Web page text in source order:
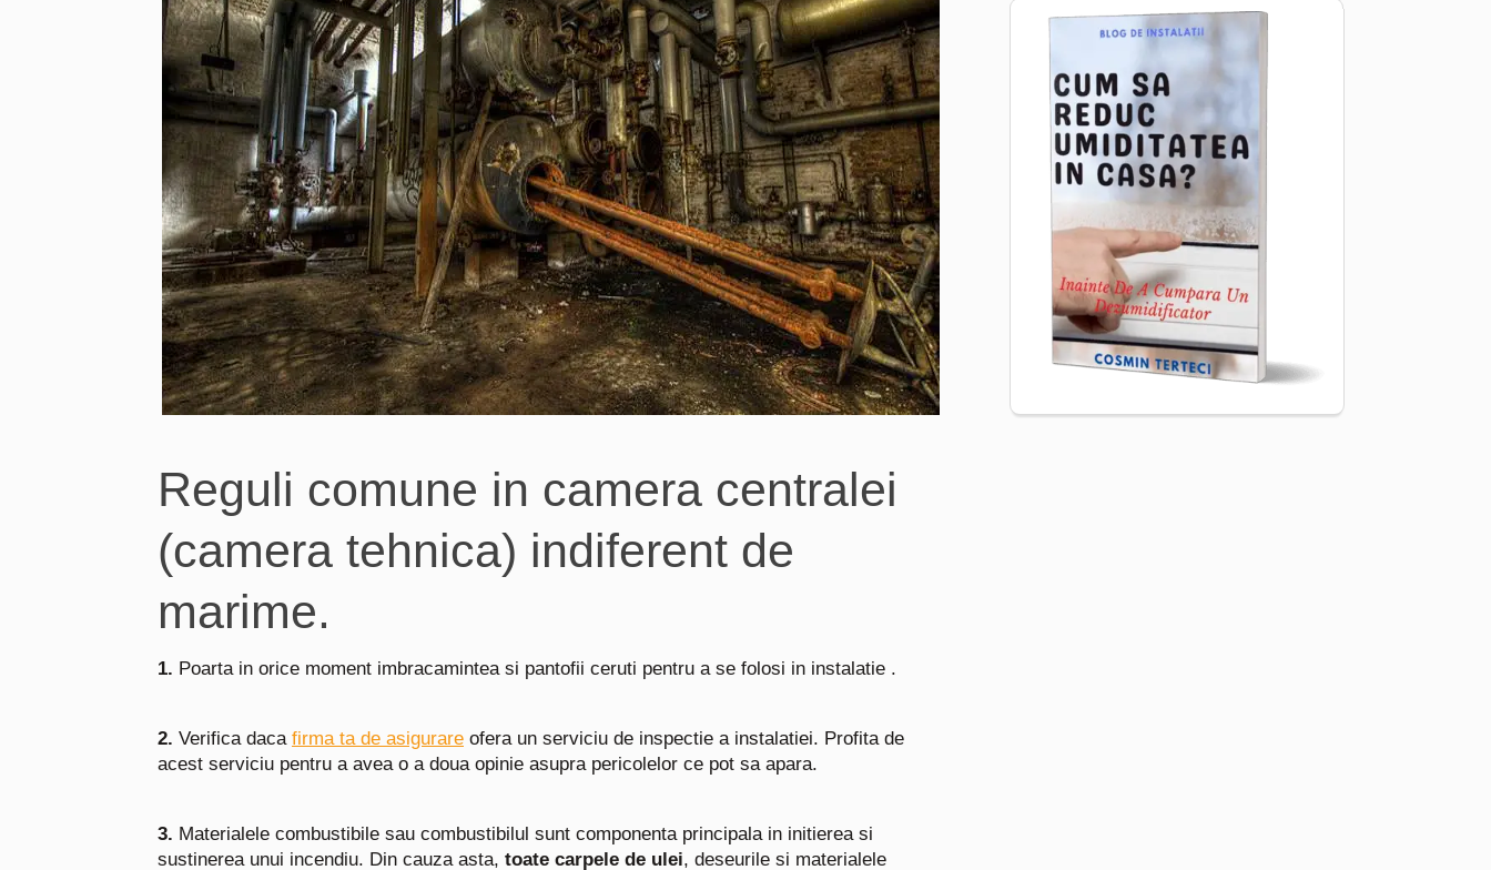
Reguli comune in camera centralei
(camera tehnica) indiferent de
marime.
1. Poarta in orice moment imbracamintea si pantofii ceruti pentru a se folosi in instalatie .
2. Verifica daca firma ta de asigurare ofera un serviciu de inspectie a instalatiei. Profita de
acest serviciu pentru a avea o a doua opinie asupra pericolelor ce pot sa apara.
3. Materialele combustibile sau combustibilul sunt componenta principala in initierea si
sustinerea unui incendiu. Din cauza asta, toate carpele de ulei, deseurile si materialele